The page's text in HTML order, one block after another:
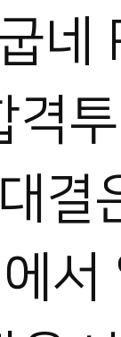
격
서